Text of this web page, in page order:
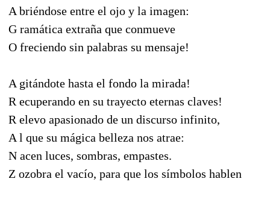
A briéndose entre el ojo y la imagen:
G ramática extraña que conmueve
O freciendo sin palabras su mensaje!
A gitándote hasta el fondo la mirada!
R ecuperando en su trayecto eternas claves!
R elevo apasionado de un discurso infinito,
A l que su mágica belleza nos atrae:
N acen luces, sombras, empastes.
Z ozobra el vacío, para que los símbolos hablen